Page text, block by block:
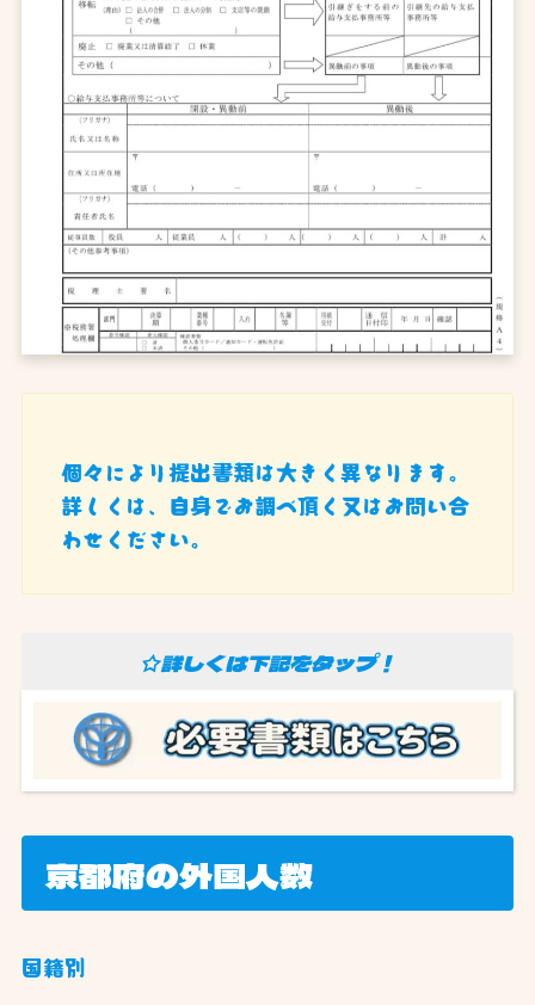
個々により提出書類は大きく異なります。
詳しくは、自身でお調べ頂く又はお問い合
わせください。
☆詳しくは下記をタップ！
京都府の外国人数
国籍別